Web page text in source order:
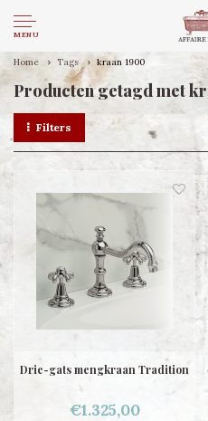
MENU
Home Tags kraan 1900
Producten getagd met
Filters
Drie-gats mengkraan Tradition
€1.325,00